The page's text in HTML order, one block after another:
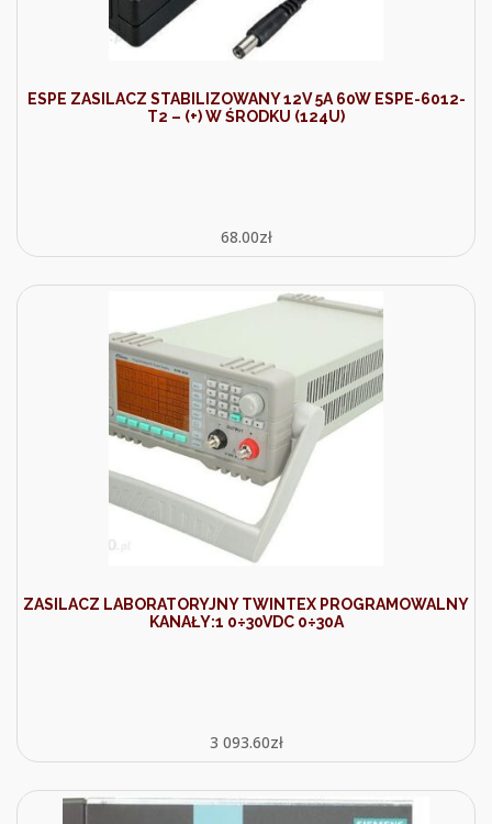
ESPE ZASILACZ STABILIZOWANY 12V 5A 60W ESPE-6012-
T2 – (+) W ŚRODKU (124U)
68.00zł
ZASILACZ LABORATORYJNY TWINTEX PROGRAMOWALNY
KANAŁY:1 0÷30VDC 0÷30A
3 093.60zł